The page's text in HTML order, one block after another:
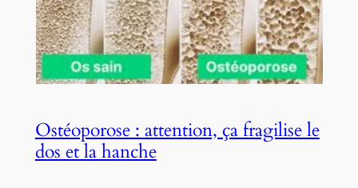
Ostéoporose : attention, ça fragilise le
dos et la hanche